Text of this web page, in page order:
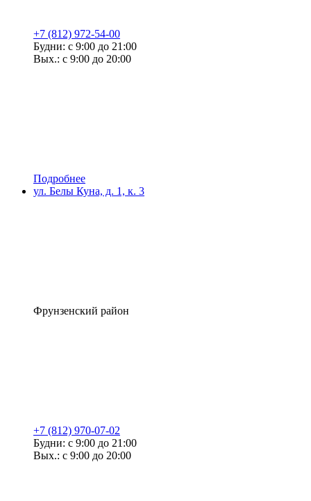
+7 (812) 972-54-00
Будни: с 9:00 до 21:00
Вых.: с 9:00 до 20:00
Подробнее
ул. Белы Куна, д. 1, к. 3
Фрунзенский район
+7 (812) 970-07-02
Будни: с 9:00 до 21:00
Вых.: с 9:00 до 20:00